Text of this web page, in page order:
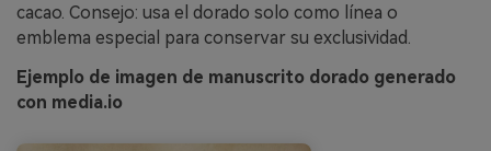
cacao. Consejo: usa el dorado solo como línea o
emblema especial para conservar su exclusividad.
Ejemplo de imagen de manuscrito dorado generado
con media.io